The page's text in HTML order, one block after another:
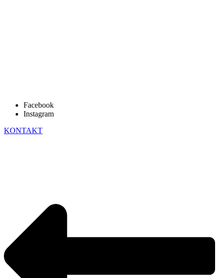
Facebook
Instagram
KONTAKT